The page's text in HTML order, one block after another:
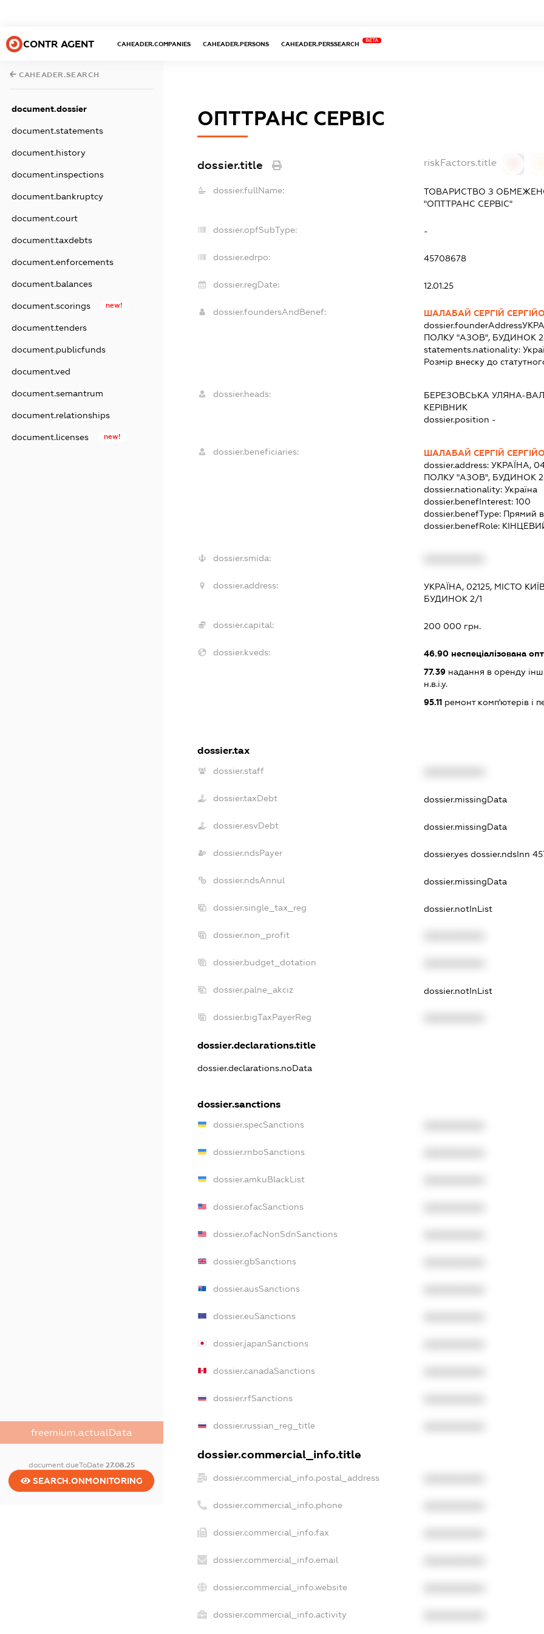
CONTR AGENT CAHEADER.COMPANIES CAHEADER.PERSONS CAHEADER.PERSSEARCH
BETA
CAHEADER.SEARCH
document.dossier
document.statements
document.history
document.inspections
document.bankruptcy
document.court
document.taxdebts
document.enforcements
document.balances
document.scorings new!
document.tenders
document.publicfunds
document.ved
document.semantrum
document.relationships
document.licenses new!
freemium.actualData
document.dueToDate 27.08.25
SEARCH.ONMONITORING
ОПТТРАНС СЕРВІС
dossier.title riskFactors.title
dossier.fullName:
ТОВАРИСТВО З
"ОПТТРАНС СЕРВІС"
dossier.opfSubType: -
dossier.edrpo: 45708678
dossier.regDate: 12.01.25
dossier.foundersAndBenef:
ШАЛАБАЙ СЕРГІЙ
dossier.founderAddress
ПОЛКУ "АЗОВ", БУДИНОК
statements.nationality:
Розмір внеску до
dossier.heads: БЕРЕЗОВСЬКА УЛЯНА-
КЕРІВНИК
dossier.position -
dossier.beneficiaries:
ШАЛАБАЙ СЕРГІЙ
dossier.address: УКРАЇНА,
ПОЛКУ "АЗОВ", БУДИНОК
dossier.nationality: Україна
dossier.benefInterest: 100
dossier.benefType: Прямий
dossier.benefRole:
dossier.smida:
dossier.address:
УКРАЇНА, 02125, МІСТО
БУДИНОК 2/1
dossier.capital: 200 000 грн.
dossier.kveds: 46.90неспеціалізована
77.39надання в оренду
н.в.і.у.
95.11ремонт комп'ютерів і
dossier.tax
dossier.staff
dossier.taxDebt dossier.missingData
dossier.esvDebt dossier.missingData
dossier.ndsPayer dossier.yes dossier.ndsInn
dossier.ndsAnnul dossier.missingData
dossier.single_tax_reg dossier.notInList
dossier.non_profit
dossier.budget_dotation
dossier.palne_akciz dossier.notInList
dossier.bigTaxPayerReg
dossier.declarations.title
dossier.declarations.noData
dossier.sanctions
dossier.specSanctions
dossier.rnboSanctions
dossier.amkuBlackList
dossier.ofacSanctions
dossier.ofacNonSdnSanctions
dossier.gbSanctions
dossier.ausSanctions
dossier.euSanctions
dossier.japanSanctions
dossier.canadaSanctions
dossier.rfSanctions
dossier.russian_reg_title
dossier.commercial_info.title
dossier.commercial_info.postal_address
dossier.commercial_info.phone
dossier.commercial_info.fax
dossier.commercial_info.email
dossier.commercial_info.website
dossier.commercial_info.activity